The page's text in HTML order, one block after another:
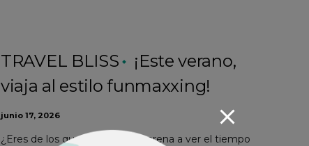
TRAVEL BLISS
¡Este verano,
viaja al estilo funmaxxing!
junio 17, 2026
¿Eres de los que se tiran en la arena a ver el tiempo